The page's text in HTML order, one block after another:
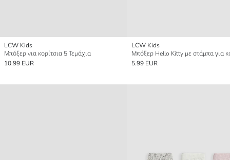
LCW Kids
Μπόξερ για κορίτσια 5 Τεμάχια
10.99 EUR
LCW Kids
5.99 EUR